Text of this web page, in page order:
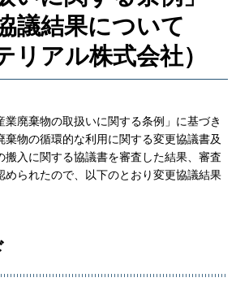
議結果について
リアル株式会社）
業廃棄物の取扱いに関する条例」に基づき
棄物の循環的な利用に関する変更協議書及
搬入に関する協議書を審査した結果、審査
められたので、以下のとおり変更協議結果